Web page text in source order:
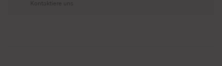
Kontaktiere uns